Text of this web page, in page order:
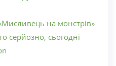
на монстрів»
серйозно, сьогодні